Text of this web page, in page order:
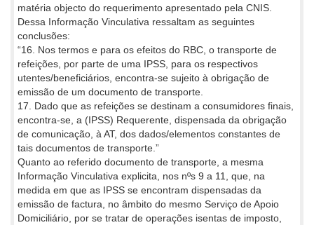
matéria objecto do requerimento apresentado pela CNIS.
Dessa Informação Vinculativa ressaltam as seguintes
conclusões:
“16. Nos termos e para os efeitos do RBC, o transporte de
refeições, por parte de uma IPSS, para os respectivos
utentes/beneficiários, encontra-se sujeito à obrigação de
emissão de um documento de transporte.
17. Dado que as refeições se destinam a consumidores finais,
encontra-se, a (IPSS) Requerente, dispensada da obrigação
de comunicação, à AT, dos dados/elementos constantes de
tais documentos de transporte.”
Quanto ao referido documento de transporte, a mesma
Informação Vinculativa explicita, nos nºs 9 a 11, que, na
medida em que as IPSS se encontram dispensadas da
emissão de factura, no âmbito do mesmo Serviço de Apoio
Domiciliário, por se tratar de operações isentas de imposto,